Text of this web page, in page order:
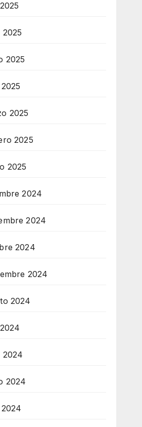
2025
2025
2025
2025
2025
2024
2024
2024
2024
2024
2024
2024